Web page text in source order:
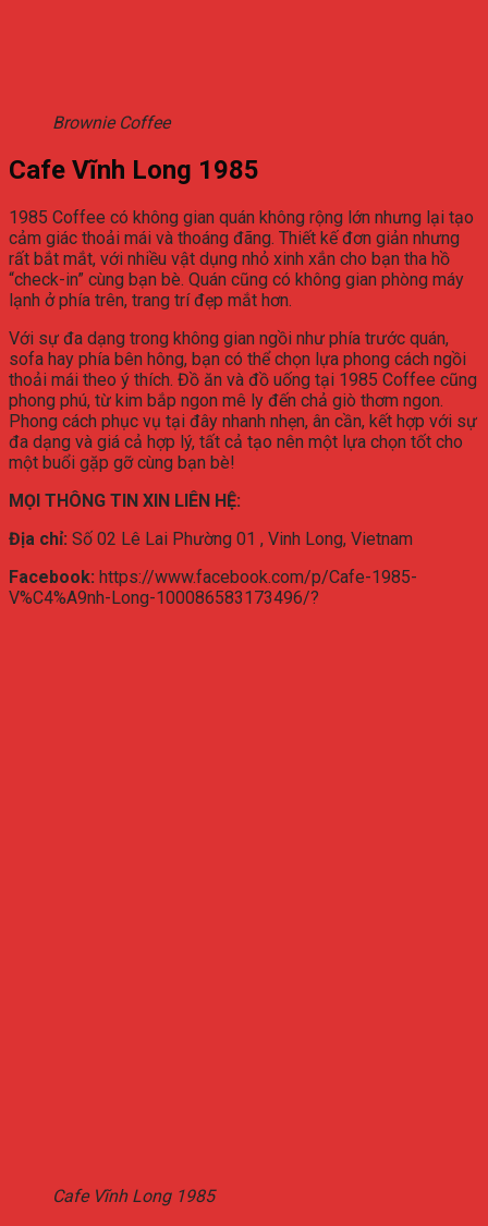
Brownie Coffee
Cafe Vĩnh Long 1985
1985 Coffee có không gian quán không rộng lớn nhưng lại tạo
cảm giác thoải mái và thoáng đãng. Thiết kế đơn giản nhưng
rất bắt mắt, với nhiều vật dụng nhỏ xinh xắn cho bạn tha hồ
“check-in” cùng bạn bè. Quán cũng có không gian phòng máy
lạnh ở phía trên, trang trí đẹp mắt hơn.
Với sự đa dạng trong không gian ngồi như phía trước quán,
sofa hay phía bên hông, bạn có thể chọn lựa phong cách ngồi
thoải mái theo ý thích. Đồ ăn và đồ uống tại 1985 Coffee cũng
phong phú, từ kim bắp ngon mê ly đến chả giò thơm ngon.
Phong cách phục vụ tại đây nhanh nhẹn, ân cần, kết hợp với sự
đa dạng và giá cả hợp lý, tất cả tạo nên một lựa chọn tốt cho
một buổi gặp gỡ cùng bạn bè!
MỌI THÔNG TIN XIN LIÊN HỆ:
Địa chỉ: Số 02 Lê Lai Phường 01 , Vinh Long, Vietnam
Facebook: https://www.facebook.com/p/Cafe-1985-
V%C4%A9nh-Long-100086583173496/?
Cafe Vĩnh Long 1985